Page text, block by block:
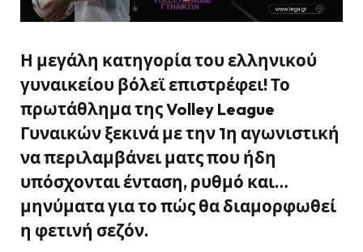
Η μεγάλη κατηγορία του ελληνικού
γυναικείου βόλεϊ επιστρέφει! Το
πρωτάθλημα της Volley League
Γυναικών ξεκινά με την 1η αγωνιστική
να περιλαμβάνει ματς που ήδη
υπόσχονται ένταση, ρυθμό και…
μηνύματα για το πώς θα διαμορφωθεί
η φετινή σεζόν.